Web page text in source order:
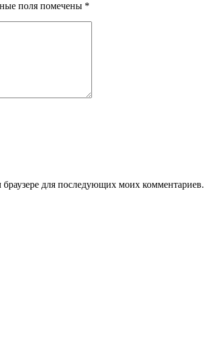
поля помечены *
для последующих моих комментариев.